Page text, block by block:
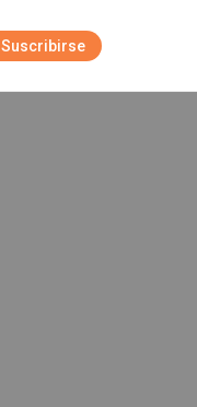
Suscribirse